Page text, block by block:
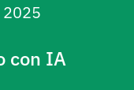
2025
con IA